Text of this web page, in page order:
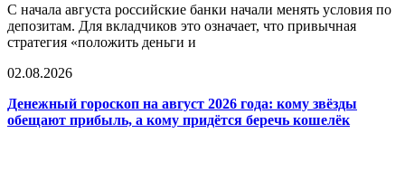
С начала августа российские банки начали менять условия по
депозитам. Для вкладчиков это означает, что привычная
стратегия «положить деньги и
02.08.2026
Денежный гороскоп на август 2026 года: кому звёзды
обещают прибыль, а кому придётся беречь кошелёк